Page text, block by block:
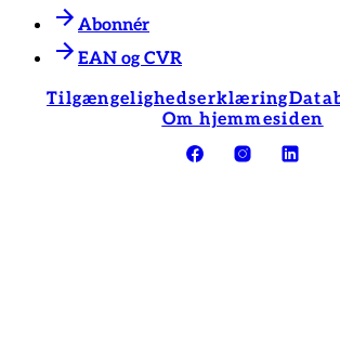
Abonnér
EAN og CVR
Tilgængelighedserklæring
Om hjemmesiden